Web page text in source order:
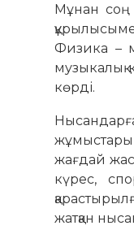
Мұнан соң
Физика –
көрді.
жағдай
күрес,
жатқан